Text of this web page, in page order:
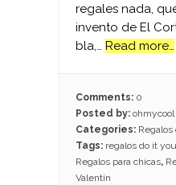
regales nada,
invento de El
bla,… Read more…
Comments: 0
Posted by: ohmycool
Categories:
Tags: regalos do it
Regalos para chicas,
Valentín